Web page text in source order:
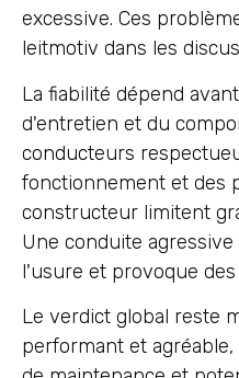
excessive. Ces
leitmotiv dans les
La fiabilité dépend
d'entretien et du
conducteurs
fonctionnement et des
constructeur limitent
Une conduite
l'usure et provoque
Le verdict global reste
performant et